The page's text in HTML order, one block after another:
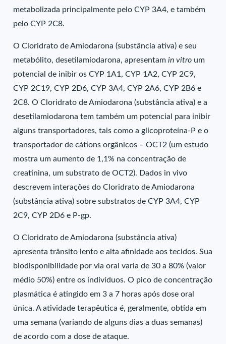
metabolizada principalmente pelo CYP 3A4, e também
pelo CYP 2C8.
O Cloridrato de Amiodarona (substância ativa) e seu
metabólito, desetilamiodarona, apresentamin vitro um
potencial de inibir os CYP 1A1, CYP 1A2, CYP 2C9,
CYP 2C19, CYP 2D6, CYP 3A4, CYP 2A6, CYP 2B6 e
2C8. O Cloridrato de Amiodarona (substância ativa) e a
desetilamiodarona tem também um potencial para inibir
alguns transportadores, tais como a glicoproteína-P e o
transportador de cátions orgânicos – OCT2 (um estudo
mostra um aumento de 1,1% na concentração de
creatinina, um substrato de OCT2). Dados in vivo
descrevem interações do Cloridrato de Amiodarona
(substância ativa) sobre substratos de CYP 3A4, CYP
2C9, CYP 2D6 e P-gp.
O Cloridrato de Amiodarona (substância ativa)
apresenta trânsito lento e alta afinidade aos tecidos. Sua
biodisponibilidade por via oral varia de 30 a 80% (valor
médio 50%) entre os indivíduos. O pico de concentração
plasmática é atingido em 3 a 7 horas após dose oral
única. A atividade terapêutica é, geralmente, obtida em
uma semana (variando de alguns dias a duas semanas)
de acordo com a dose de ataque.